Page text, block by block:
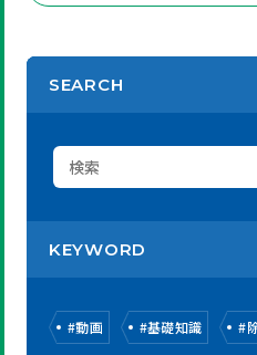
SEARCH
KEYWORD
#動画 #基礎知識 #